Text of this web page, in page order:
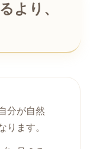
より、
分が自然
ります。